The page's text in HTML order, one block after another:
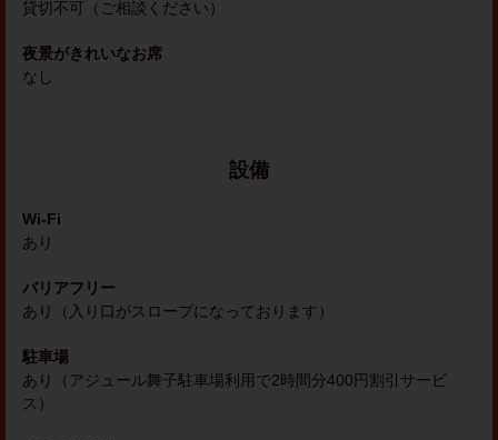
貸切不可（ご相談ください）
夜景がきれいなお席
なし
設備
Wi-Fi
あり
バリアフリー
あり（入り口がスロープになっております）
駐車場
あり（アジュール舞子駐車場利用で2時間分400円割引サービ
ス）